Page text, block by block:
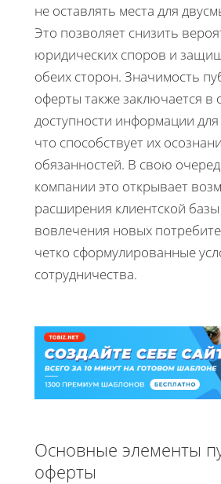
не оставлять места для
Это позволяет снизить
юридических споров и
обеих сторон. Значимость
оферты также заключается в
доступности информации
что способствует их
обязанностей. В свою
компании это открывает
расширения клиентской базы
вовлечения новых
четко сформулированные
сотрудничества.
Основные элементы
оферты